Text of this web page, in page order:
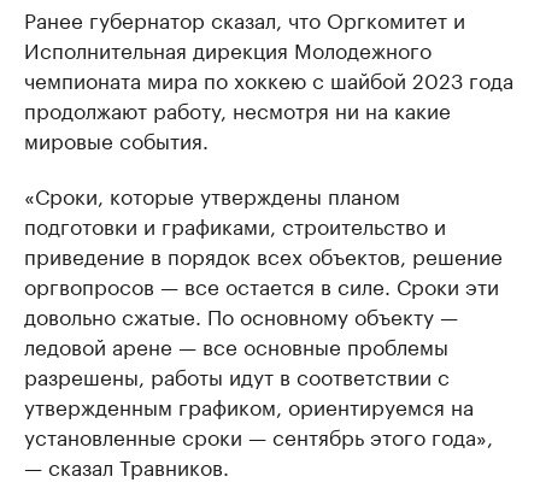
Ранее губернатор сказал, что Оргкомитет и
Исполнительная дирекция Молодежного
чемпионата мира по хоккею с шайбой 2023 года
продолжают работу, несмотря ни на какие
мировые события.
«Сроки, которые утверждены планом
подготовки и графиками, строительство и
приведение в порядок всех объектов, решение
оргвопросов — все остается в силе. Сроки эти
довольно сжатые. По основному объекту —
ледовой арене — все основные проблемы
разрешены, работы идут в соответствии с
утвержденным графиком, ориентируемся на
установленные сроки — сентябрь этого года»,
— сказал Травников.